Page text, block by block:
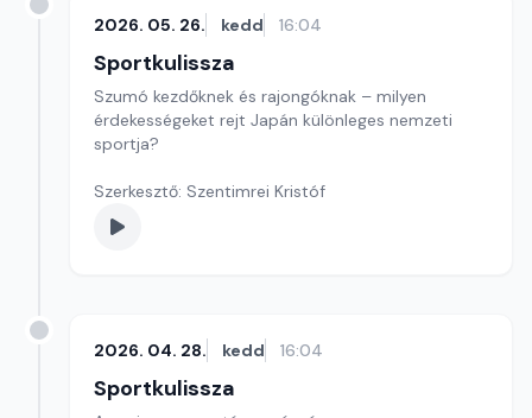
2026. 05. 26. kedd 16:04
Sportkulissza
Szumó kezdőknek és rajongóknak – milyen
érdekességeket rejt Japán különleges nemzeti
sportja?
Szerkesztő: Szentimrei Kristóf
2026. 04. 28. kedd 16:04
Sportkulissza